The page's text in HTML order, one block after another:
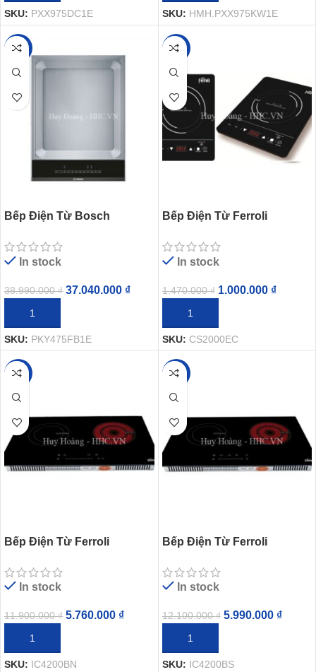
SKU: PXX975DC1E SKU: HMH.PXX975KW1E
-5%
Bếp Điện Từ Bosch
Domino Serie 6
In stock
38.990.000₫ 37.040.000 ₫
THÊM VÀO GIỎ HÀNG
SKU: PKY475FB1E
-32%
Bếp Điện Từ Ferroli
In stock
1.470.000₫ 1.000.000 ₫
THÊM VÀO GIỎ HÀNG
SKU: CS2000EC
-52%
Bếp Điện Từ Ferroli
Ngoại
In stock
11.900.000₫ 5.760.000 ₫
THÊM VÀO GIỎ HÀNG
SKU: IC4200BN
-50%
Bếp Điện Từ Ferroli
Ngoại
In stock
12.100.000₫ 5.990.000 ₫
THÊM VÀO GIỎ HÀNG
SKU: IC4200BS